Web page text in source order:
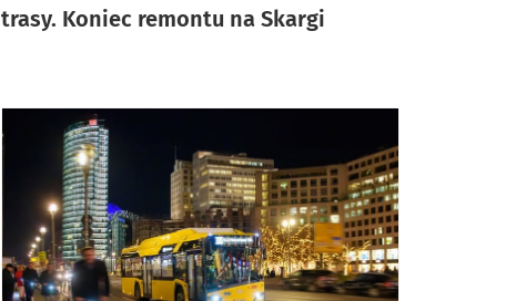
trasy. Koniec remontu na Skargi